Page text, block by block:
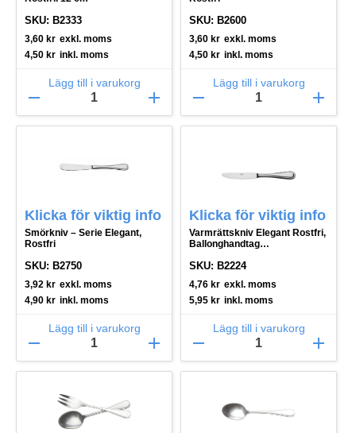
SKU: B2333
3,60 kr exkl. moms
4,50 kr inkl. moms
Lägg till i varukorg
remove add
SKU: B2600
3,60 kr exkl. moms
4,50 kr inkl. moms
Lägg till i varukorg
remove add
Klicka för viktig info
Smörkniv – Serie Elegant,
Rostfri
SKU: B2750
3,92 kr exkl. moms
4,90 kr inkl. moms
Lägg till i varukorg
remove add
Klicka för viktig info
Varmrättskniv Elegant Rostfri,
Ballonghandtag
SKU: B2224
4,76 kr exkl. moms
5,95 kr inkl. moms
Lägg till i varukorg
remove add